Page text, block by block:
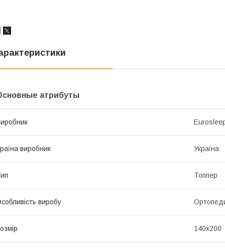
атрибуты
виробник Україна
Топпер
виробу
140x200